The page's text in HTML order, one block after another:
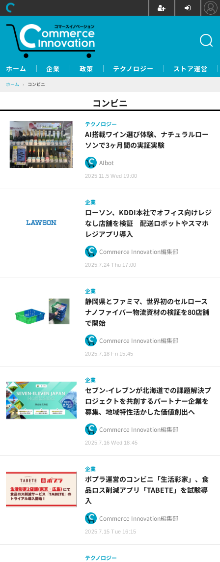
ホーム 企業 政策 テクノロジー ストア運営
ホーム › コンビニ
コンビニ
テクノロジー
2025.11.5 Wed 19:00
AI搭載ワイン選び体験、ナチュラルロー
ソンで3ヶ月間の実証実験
AIbot
企業
2025.7.24 Thu 17:00
ローソン、KDDI本社でオフィス向けレジ
なし店舗を検証 配送ロボットやスマホ
レジアプリ導入
Commerce Innovation編集部
企業
2025.7.18 Fri 15:45
静岡県とファミマ、世界初のセルロース
ナノファイバー物流資材の検証を80店舗
で開始
Commerce Innovation編集部
企業
2025.7.16 Wed 18:45
セブン-イレブンが北海道での課題解決プ
ロジェクトを共創するパートナー企業を
募集、地域特性活かした価値創出へ
Commerce Innovation編集部
企業
2025.7.15 Tue 16:15
ポプラ運営のコンビニ「生活彩家」、食
品ロス削減アプリ「TABETE」を試験導
入
Commerce Innovation編集部
テクノロジー